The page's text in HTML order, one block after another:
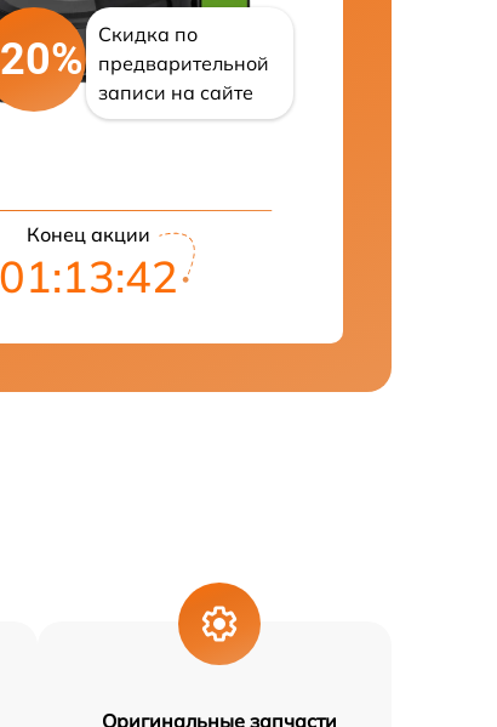
Скидка по
предварительной
записи на сайте
Конец акции
01:13:42
Оригинальные запчасти